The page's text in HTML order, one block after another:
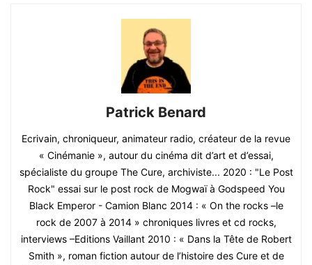
Patrick Benard
Ecrivain, chroniqueur, animateur radio, créateur de la revue
« Cinémanie », autour du cinéma dit d’art et d’essai,
spécialiste du groupe The Cure, archiviste... 2020 : "Le Post
Rock" essai sur le post rock de Mogwaï à Godspeed You
Black Emperor - Camion Blanc 2014 : « On the rocks –le
rock de 2007 à 2014 » chroniques livres et cd rocks,
interviews –Editions Vaillant 2010 : « Dans la Tête de Robert
Smith », roman fiction autour de l’histoire des Cure et de